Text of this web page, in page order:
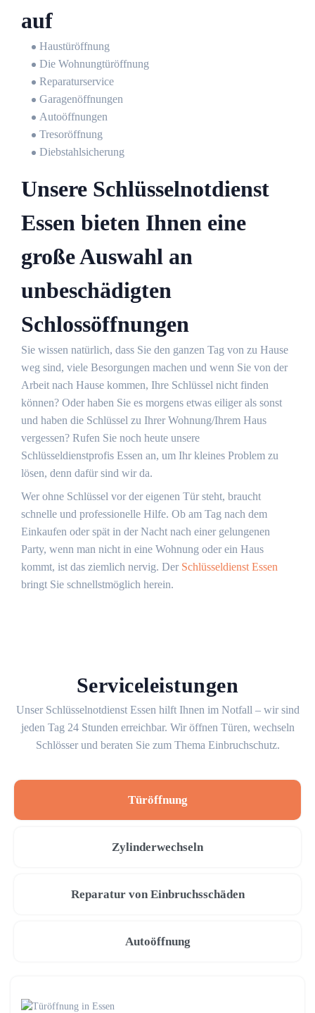
auf
Haustüröffnung
Die Wohnungtüröffnung
Reparaturservice
Garagenöffnungen
Autoöffnungen
Tresoröffnung
Diebstahlsicherung
Unsere Schlüsselnotdienst
Essen bieten Ihnen eine
große Auswahl an
unbeschädigten
Schlossöffnungen
Sie wissen natürlich, dass Sie den ganzen Tag von zu Hause
weg sind, viele Besorgungen machen und wenn Sie von der
Arbeit nach Hause kommen, Ihre Schlüssel nicht finden
können? Oder haben Sie es morgens etwas eiliger als sonst
und haben die Schlüssel zu Ihrer Wohnung/Ihrem Haus
vergessen? Rufen Sie noch heute unsere
Schlüsseldienstprofis Essen an, um Ihr kleines Problem zu
lösen, denn dafür sind wir da.
Wer ohne Schlüssel vor der eigenen Tür steht, braucht
schnelle und professionelle Hilfe. Ob am Tag nach dem
Einkaufen oder spät in der Nacht nach einer gelungenen
Party, wenn man nicht in eine Wohnung oder ein Haus
kommt, ist das ziemlich nervig. Der Schlüsseldienst Essen
bringt Sie schnellstmöglich herein.
Serviceleistungen
Unser Schlüsselnotdienst Essen hilft Ihnen im Notfall – wir sind
jeden Tag 24 Stunden erreichbar. Wir öffnen Türen, wechseln
Schlösser und beraten Sie zum Thema Einbruchschutz.
Türöffnung
Zylinderwechseln
Reparatur von Einbruchsschäden
Autoöffnung